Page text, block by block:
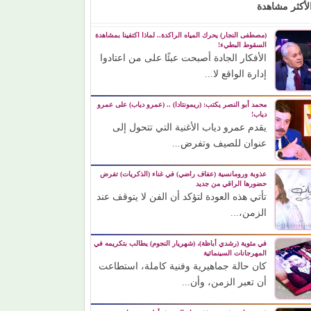
مشاهدة
(مصطفى النجار) يحرك المياه الراكدة.. لماذا اكتفينا بمشاهدة
السقوط البطيء!
الأفكار الجادة أصبحت عبئًا على من اعتادوا
إدارة الواقع لا...
محمد أبو النصر يكتب: (ريمونتادا) .. (عمرو دياب) على عمرو
دياب!
يقدم عمرو دياب الأغنية التي تتحول إلى
عنوان للصيف وتفرض...
عذوبة ورومانسية (عفاف راضي) في غناء (الذكريات) تفرض
حضورها الراقي من جديد
تأتي هذه العودة لتؤكد أن الفن لا يتوقف عند
الزمن،...
في مئوية (رشدي أباظة)، (شهريار النجوم) يطالب بتكريمه في
المهرجانات السينمائية
كان حالة جماهيرية وفنية كاملة، استطاعت
أن تعبر الزمن، وأن...